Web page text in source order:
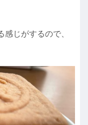
じがするので、